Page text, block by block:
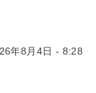
年8月4日 - 8:28